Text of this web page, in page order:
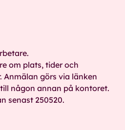
om plats, tider och
Anmälan görs via länken
någon annan på kontoret.
senast 250520.